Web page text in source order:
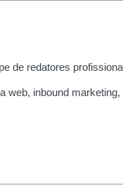
de redatores
web, inbound